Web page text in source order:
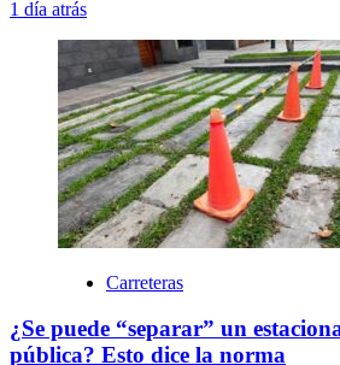
1 día atrás
Carreteras
¿Se puede “separar” un
pública? Esto dice la norma